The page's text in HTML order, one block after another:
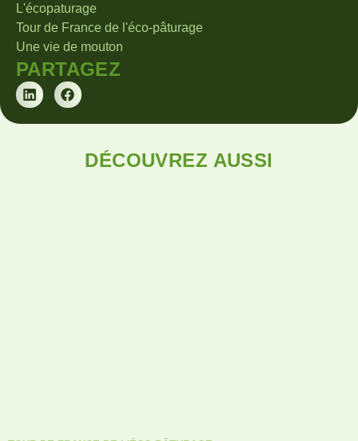
L'écopaturage
Tour de France de l'éco-pâturage
Une vie de mouton
PARTAGEZ
DÉCOUVREZ AUSSI